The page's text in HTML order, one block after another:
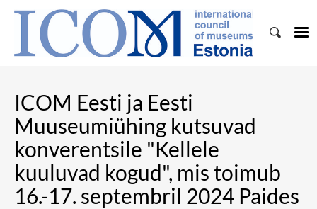
ICOM Eesti ja Eesti
Muuseumiühing kutsuvad
konverentsile "Kellele
kuuluvad kogud", mis toimub
16.-17. septembril 2024 Paides